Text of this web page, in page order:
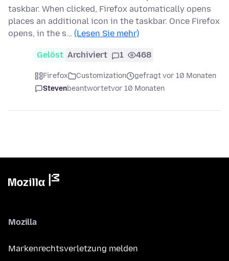
taskbar. When clicked, Firefox automatically opens
places an additional icon in the taskbar. Once Firefox
opens, in the s… (Lesen Sie mehr)
Gelöst Archiviert 1 468
Firefox Customization
gefragt vor 10 Monaten
Stevenbeantwortetvor 10 Monaten
Mozilla
Markenrechtsverletzung melden